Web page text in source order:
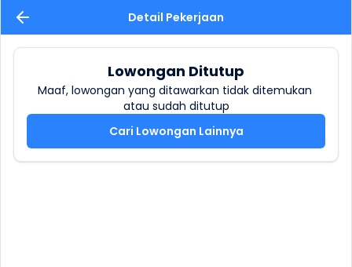
Detail Pekerjaan
Lowongan Ditutup
Maaf, lowongan yang ditawarkan tidak ditemukan
atau sudah ditutup
Cari Lowongan Lainnya